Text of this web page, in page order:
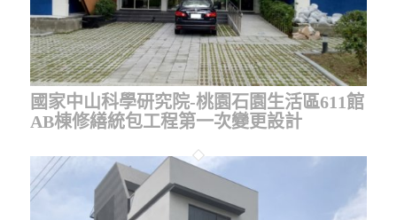
國家中山科學研究院-桃園石園生活區611館
AB棟修繕統包工程第一次變更設計